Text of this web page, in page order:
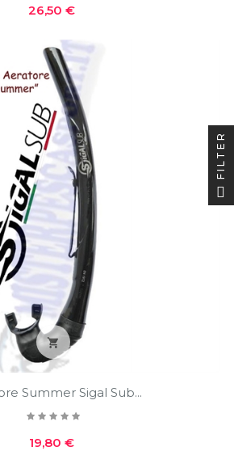
Prezzo
26,50 €

Summer Sigal Sub...
Prezzo
19,80 €
FILTER